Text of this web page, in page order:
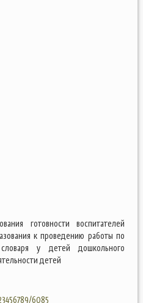
готовности воспитателей
к проведению работы по
у детей дошкольного
детей
6085